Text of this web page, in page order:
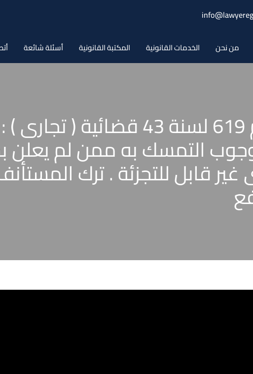
من نحن الخدمات القانونية المكتبة القانونية أسئلة شائعة
حكم محكمة النقض رقم 619 لسنة 43
التمسك به ممن لم يعلن
قابل للتجزئة . ترك